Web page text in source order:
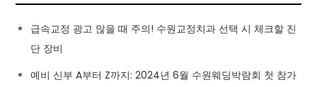
급속교정 광고 많을 때 주의! 수원교정치과 선택 시 체크할 진
단 장비
예비 신부 A부터 Z까지: 2024년 6월 수원웨딩박람회 첫 참가